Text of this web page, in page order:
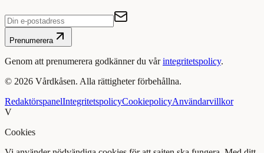
Prenumerera
Genom att prenumerera godkänner du vår integritetspolicy.
© 2026 Vårdkåsen. Alla rättigheter förbehållna.
RedaktörspanelIntegritetspolicyCookiepolicyAnvändarvillkor
V
Cookies